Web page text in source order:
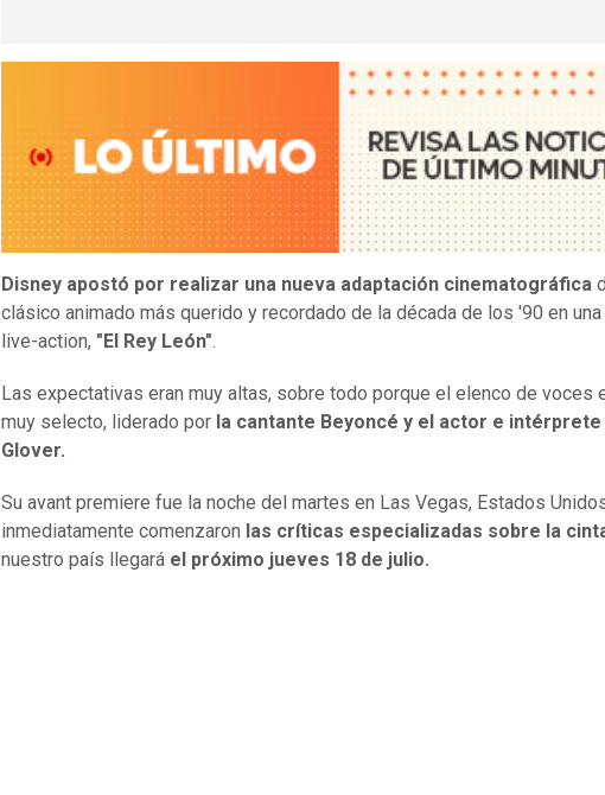
Disney apostó por realizar una nueva adaptación cinematográfica
clásico animado más querido y recordado de la década de los '90 en
live-action, "El Rey León".
Las expectativas eran muy altas, sobre todo porque el elenco de voces
muy selecto, liderado por la cantante Beyoncé y el actor e intérprete
Glover.
Su avant premiere fue la noche del martes en Las Vegas, Estados
inmediatamente comenzaron las críticas especializadas sobre la
nuestro país llegará el próximo jueves 18 de julio.